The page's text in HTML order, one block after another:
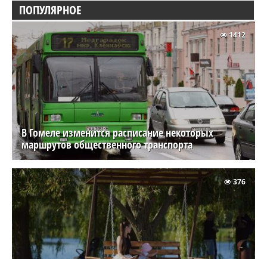
ПОПУЛЯРНОЕ
В Гомеле изменится расписание некоторых
маршрутов общественного транспорта
1412
376